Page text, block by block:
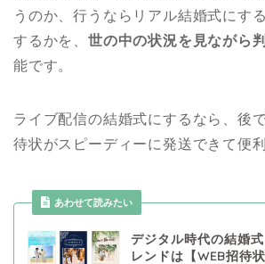
うのか、行うならリアル結婚式にす
するかを、 世の中の状況を見ながら
能です。
ライブ配信の結婚式にするなら、後
待状がスピーディーに発送できて便利
あわせて読みたい
デジタル時代の結婚
レンドは【WEB招待